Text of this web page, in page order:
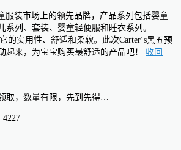
服装市场上的领先品牌，产品系列包括婴童
系列、套装、婴童轻便服和睡衣系列。
的实用性、舒适和柔软。此次Carter‘s黑五预
起来，为宝宝购买最舒适的产品吧！ 收回
取，数量有限，先到先得…